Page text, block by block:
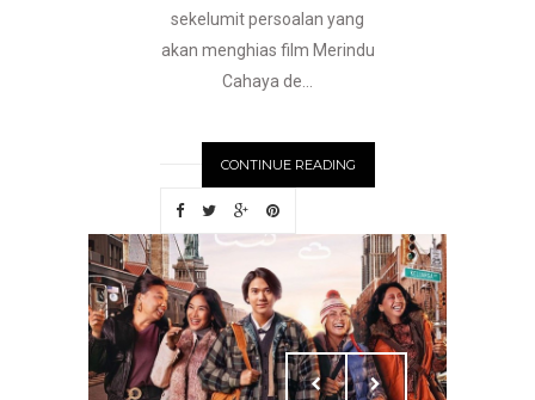
sekelumit persoalan yang
akan menghias film Merindu
Cahaya de...
CONTINUE READING